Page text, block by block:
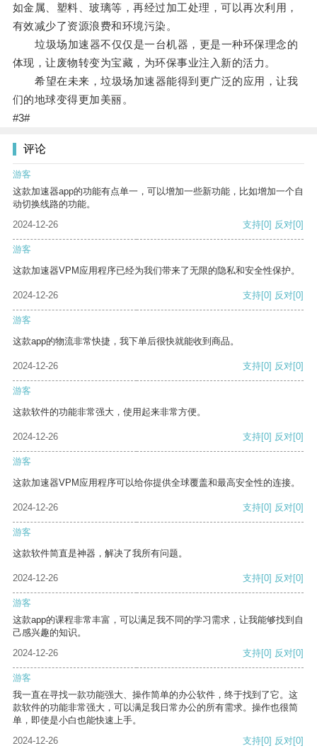
如金属、塑料、玻璃等，再经过加工处理，可以再次利用，
有效减少了资源浪费和环境污染。
垃圾场加速器不仅仅是一台机器，更是一种环保理念的
体现，让废物转变为宝藏，为环保事业注入新的活力。
希望在未来，垃圾场加速器能得到更广泛的应用，让我
们的地球变得更加美丽。
#3#
评论
游客
这款加速器app的功能有点单一，可以增加一些新功能，比如增加一个自
动切换线路的功能。
2024-12-26
支持[0] 反对[0]
游客
这款加速器VPM应用程序已经为我们带来了无限的隐私和安全性保护。
2024-12-26 支持[0] 反对[0]
游客
这款app的物流非常快捷，我下单后很快就能收到商品。
2024-12-26 支持[0] 反对[0]
游客
这款软件的功能非常强大，使用起来非常方便。
2024-12-26 支持[0] 反对[0]
游客
这款加速器VPM应用程序可以给你提供全球覆盖和最高安全性的连接。
2024-12-26 支持[0] 反对[0]
游客
这款软件简直是神器，解决了我所有问题。
2024-12-26 支持[0] 反对[0]
游客
这款app的课程非常丰富，可以满足我不同的学习需求，让我能够找到自
己感兴趣的知识。
2024-12-26
支持[0] 反对[0]
游客
我一直在寻找一款功能强大、操作简单的办公软件，终于找到了它。这
款软件的功能非常强大，可以满足我日常办公的所有需求。操作也很简
单，即使是小白也能快速上手。
2024-12-26
支持[0] 反对[0]